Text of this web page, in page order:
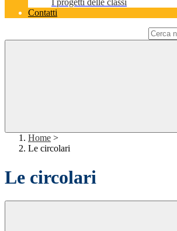
I progetti delle classi
Contatti
Home >
Le circolari
Le circolari